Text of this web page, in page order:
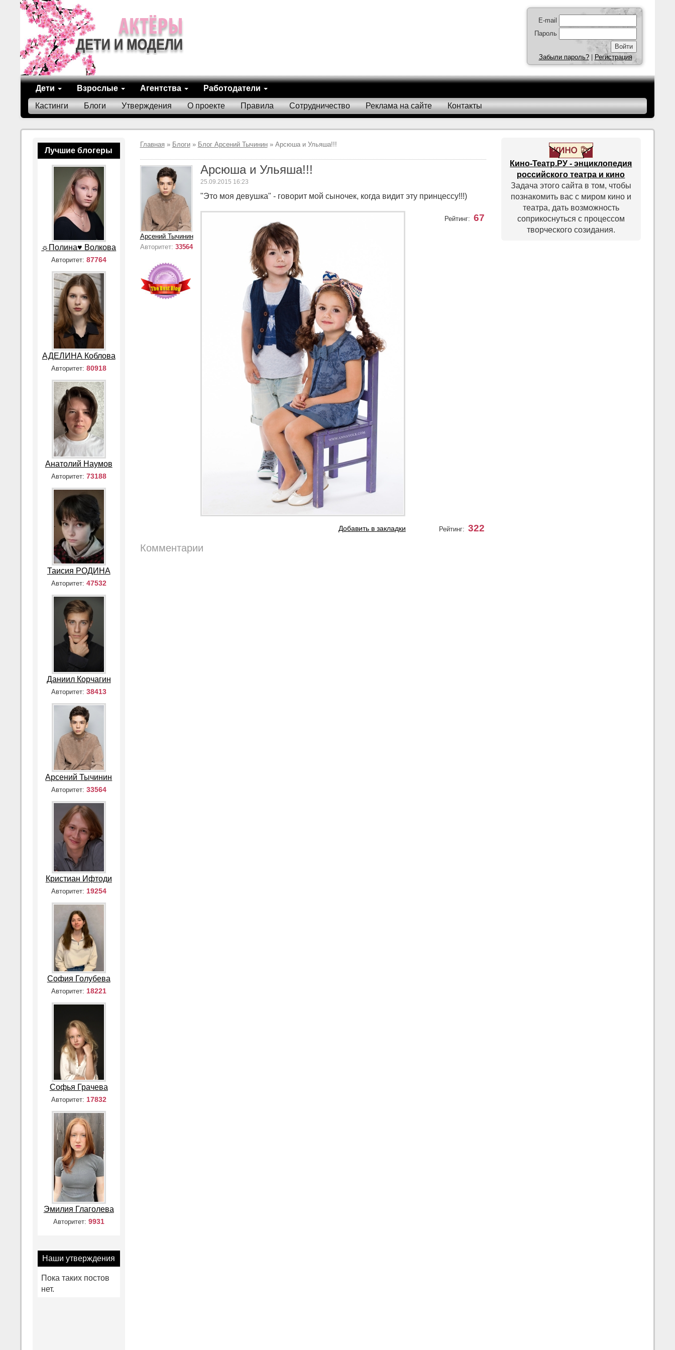
E-mail
Пароль
Забыли пароль?| Регистрация
Дети Взрослые Агентства Работодатели
Кастинги Блоги Утверждения О проекте Правила Сотрудничество Реклама на сайте Контакты
Главная » Блоги» Блог Арсений Тычинин» Арсюша и Ульяша!!!
Арсений Тычинин
Авторитет: 33564
Арсюша и Ульяша!!!
25.09.2015 16:23
"Это моя девушка" - говорит мой сыночек, когда видит эту принцессу!!!)
Рейтинг: 67
Рейтинг: 322
Добавить в закладки
Комментарии
Лучшие блогеры
☼Полина♥ Волкова
Авторитет: 87764
АДЕЛИНА Коблова
Авторитет: 80918
Анатолий Наумов
Авторитет: 73188
Таисия РОДИНА
Авторитет: 47532
Даниил Корчагин
Авторитет: 38413
Арсений Тычинин
Авторитет: 33564
Кристиан Ифтоди
Авторитет: 19254
София Голубева
Авторитет: 18221
Софья Грачева
Авторитет: 17832
Эмилия Глаголева
Авторитет: 9931
Наши утверждения
Пока таких постов
нет.
Кино-Театр.РУ - энциклопедия
российского театра и кино
Задача этого сайта в том, чтобы
познакомить вас с миром кино и
театра, дать возможность
соприкоснуться с процессом
творческого созидания.